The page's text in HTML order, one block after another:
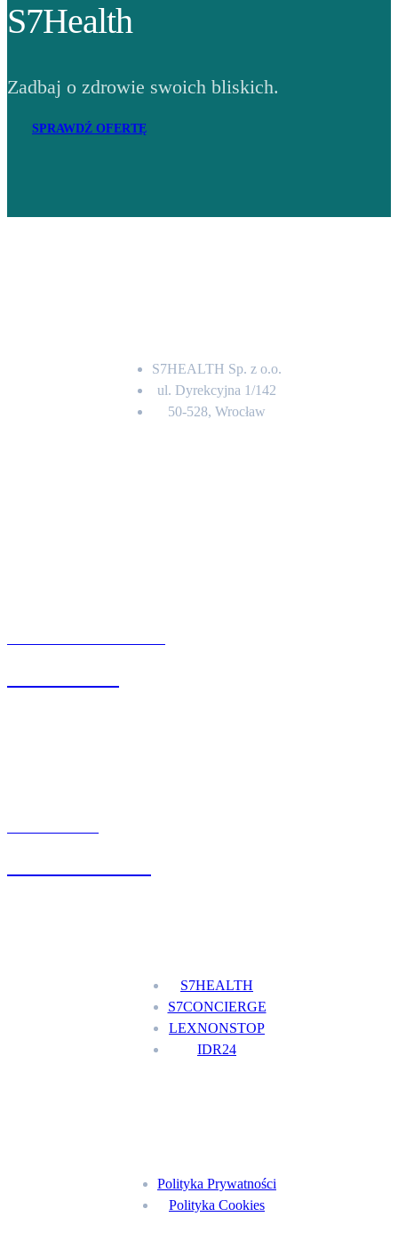
S7Health
Zadbaj o zdrowie swoich bliskich.
SPRAWDŹ OFERTĘ
S7HEALTH Sp. z o.o.
ul. Dyrekcyjna 1/142
50-528, Wrocław
S7HEALTH
S7CONCIERGE
LEXNONSTOP
IDR24
Polityka Prywatności
Polityka Cookies